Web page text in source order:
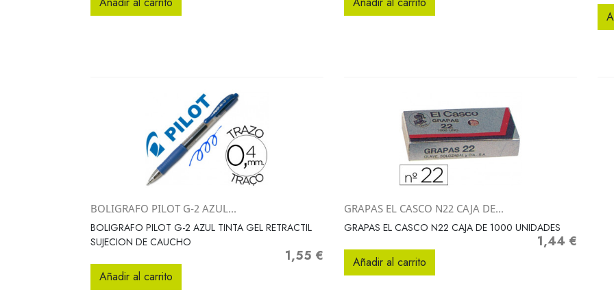
Vista rápida
BOLIGRAFO PILOT G-2 AZUL...
BOLIGRAFO PILOT G-2 AZUL TINTA GEL RETRACTIL
SUJECION DE CAUCHO
Precio
1,55 €
Añadir al carrito
Vista rápida
GRAPAS EL CASCO N22 CAJA DE...
GRAPAS EL CASCO N22 CAJA DE 1000 UNIDADES
Precio
1,44 €
Añadir al carrito